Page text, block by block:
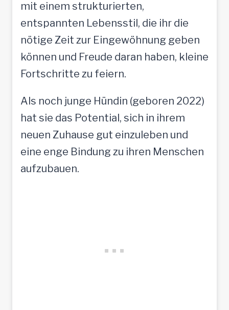
mit einem strukturierten,
entspannten Lebensstil, die ihr die
nötige Zeit zur Eingewöhnung geben
können und Freude daran haben, kleine
Fortschritte zu feiern.
Als noch junge Hündin (geboren 2022)
hat sie das Potential, sich in ihrem
neuen Zuhause gut einzuleben und
eine enge Bindung zu ihren Menschen
aufzubauen.